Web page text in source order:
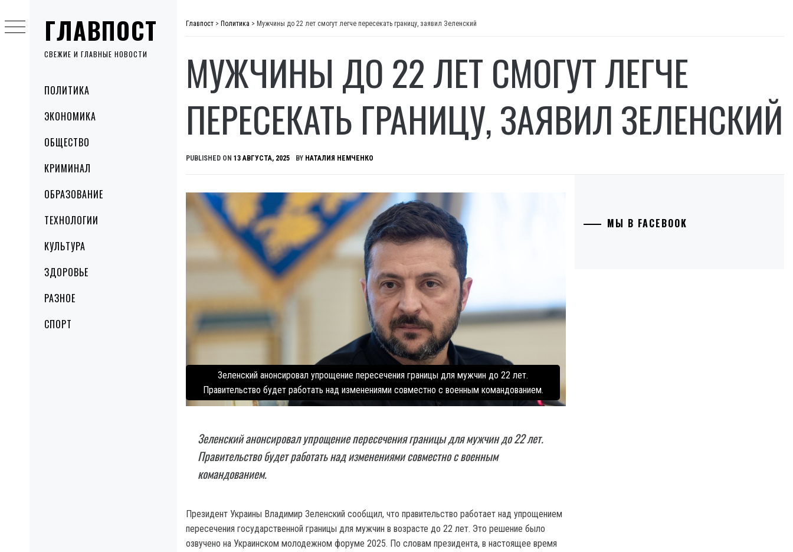
ГЛАВПОСТ
СВЕЖИЕ И ГЛАВНЫЕ НОВОСТИ
MenuПОЛИТИКА
ЭКОНОМИКА
ОБЩЕСТВО
КРИМИНАЛ
ОБРАЗОВАНИЕ
ТЕХНОЛОГИИ
КУЛЬТУРА
ЗДОРОВЬЕ
РАЗНОЕ
СПОРТ
to
content
Главпост > Политика > Мужчины до 22 лет смогут легче пересекать границу, заявил Зеленский
МУЖЧИНЫ ДО 22 ЛЕТ СМОГУТ ЛЕГЧЕ
ПЕРЕСЕКАТЬ ГРАНИЦУ, ЗАЯВИЛ ЗЕЛЕНСКИЙ
PUBLISHED ON 13 АВГУСТА, 2025 BY НАТАЛИЯ НЕМЧЕНКО
Зеленский анонсировал упрощение пересечения границы для мужчин до 22 лет.
Правительство будет работать над изменениями совместно с военным командованием.
Зеленский анонсировал упрощение пересечения границы для мужчин до 22 лет.
Правительство будет работать над изменениями совместно с военным
командованием.
Президент Украины Владимир Зеленский сообщил, что правительство работает над упрощением
пересечения государственной границы для мужчин в возрасте до 22 лет. Это решение было
озвучено на Украинском молодежном форуме 2025. По словам президента, в настоящее время
МЫ В FACEBOOK